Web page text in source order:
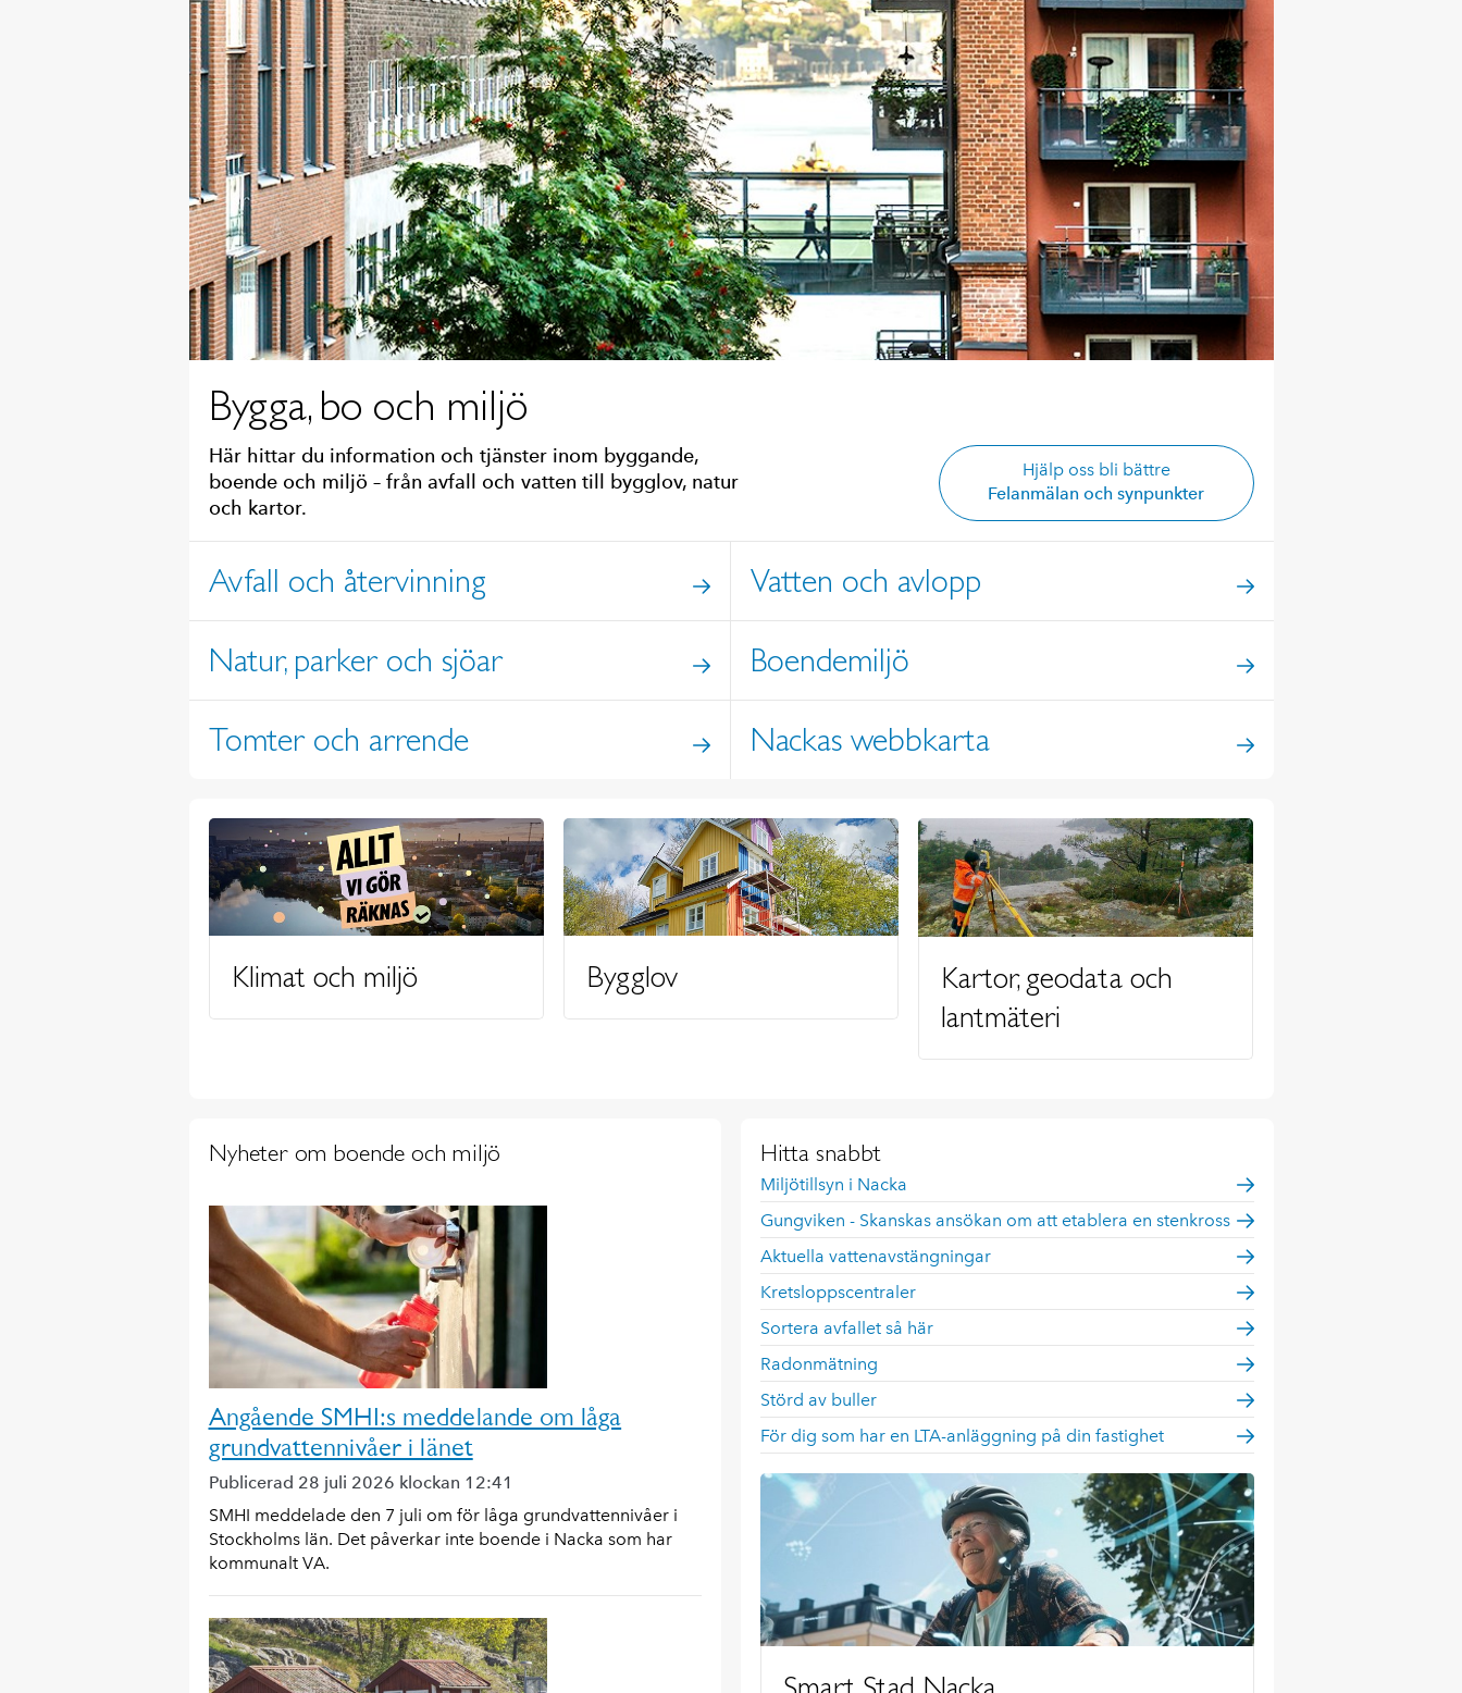
Bygga, bo och miljö
Här hittar du information och tjänster inom byggande,
boende och miljö – från avfall och vatten till bygglov, natur
och kartor.
Hjälp oss bli bättre
Felanmälan och synpunkter
Avfall och återvinning Vatten och avlopp
Natur, parker och sjöar Boendemiljö
Tomter och arrende Nackas webbkarta
Klimat och miljö Bygglov
Kartor, geodata och
lantmäteri
Nyheter om boende och miljö
Angående SMHI:s meddelande om låga
grundvattennivåer i länet
Publicerad 28 juli 2026 klockan 12:41
SMHI meddelade den 7 juli om för låga grundvattennivåer i
Stockholms län. Det påverkar inte boende i Nacka som har
kommunalt VA.
Hitta snabbt
Miljötillsyn i Nacka
Gungviken - Skanskas ansökan om att etablera en stenkross
Aktuella vattenavstängningar
Kretsloppscentraler
Sortera avfallet så här
Radonmätning
Störd av buller
För dig som har en LTA-anläggning på din fastighet